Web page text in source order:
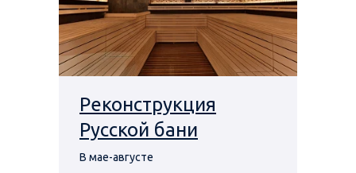
Реконструкция
Русской бани
В мае-августе